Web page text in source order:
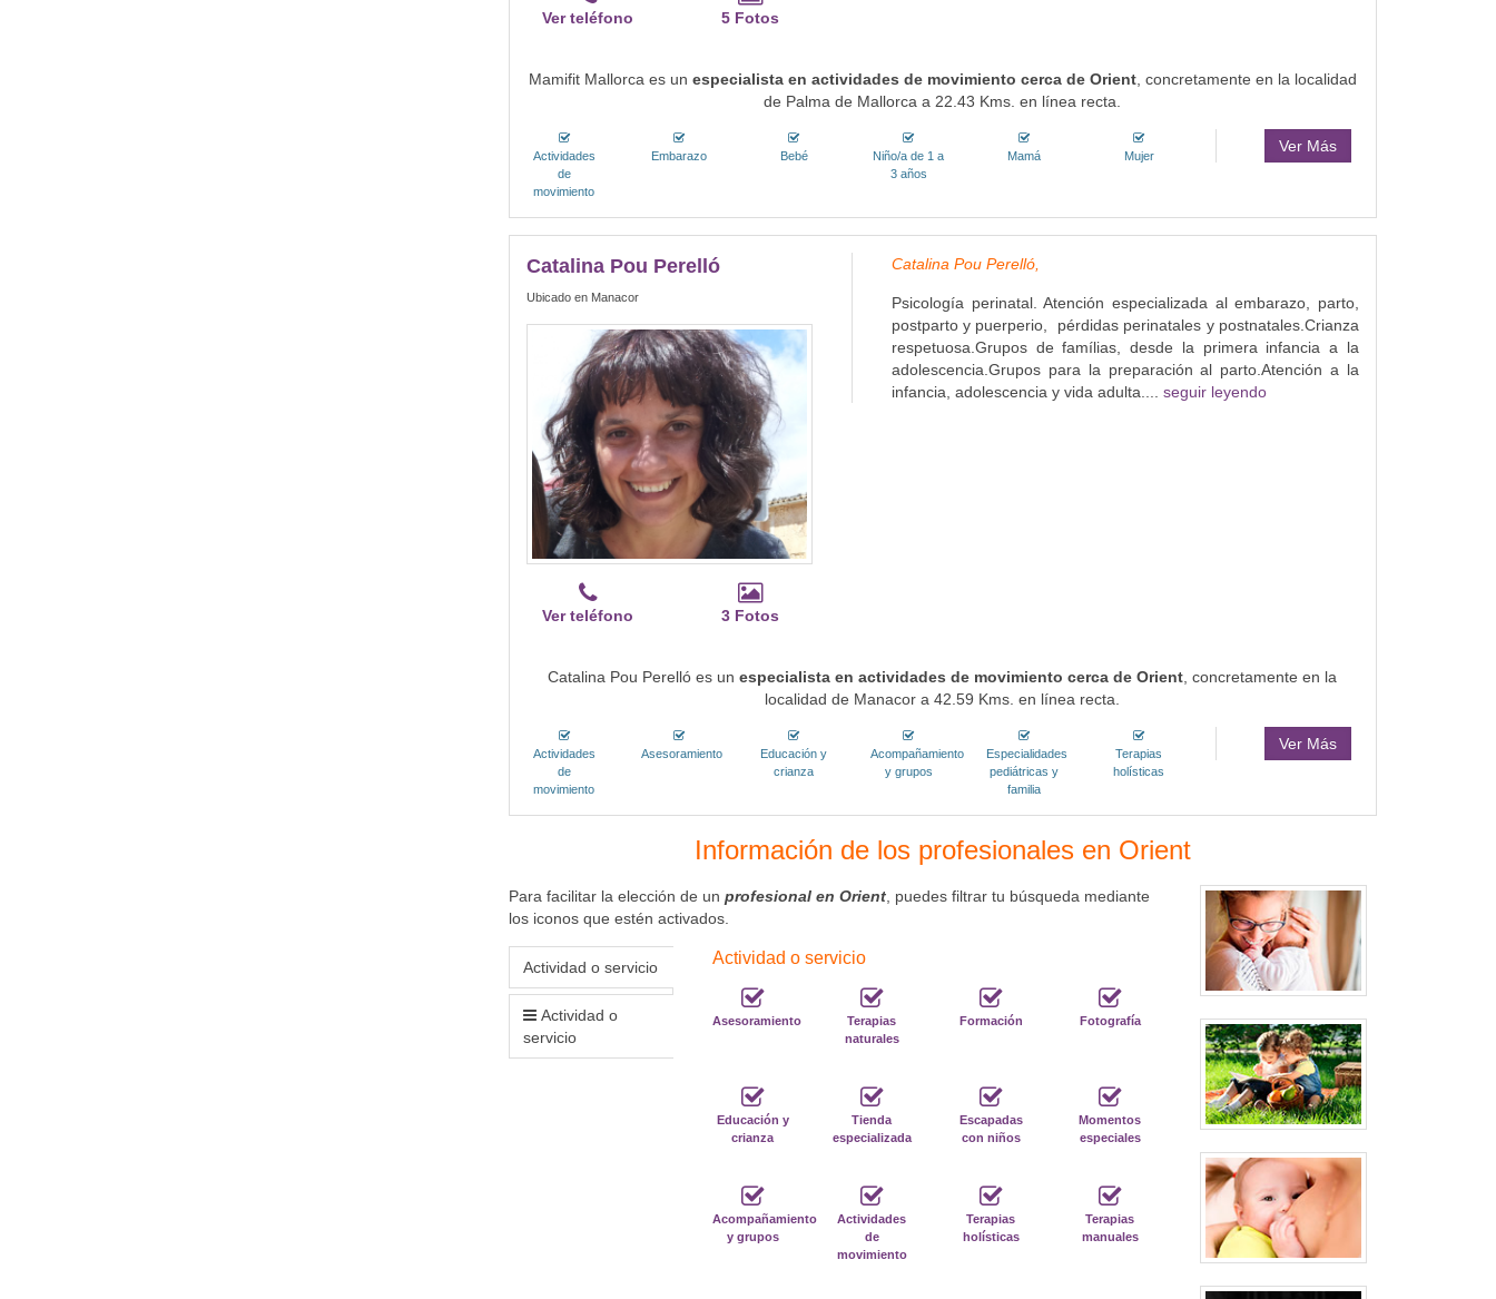
Ver teléfono 5 Fotos
Mamifit Mallorca es un especialista en actividades de movimiento cerca de Orient, concretamente en la localidad
de Palma de Mallorca a 22.43 Kms. en línea recta.
Actividades
de
movimiento
Embarazo Bebé
Niño/a de 1 a
3 años
Mamá Mujer
Ver Más
Catalina Pou Perelló
Ubicado en Manacor
Ver teléfono 3 Fotos
Catalina Pou Perelló,
Psicología perinatal. Atención especializada al embarazo, parto,
postparto y puerperio, pérdidas perinatales y postnatales.Crianza
respetuosa.Grupos de famílias, desde la primera infancia a la
adolescencia.Grupos para la preparación al parto.Atención a la
infancia, adolescencia y vida adulta.... seguir leyendo
Catalina Pou Perelló es unespecialista en actividades de movimiento cerca de Orient , concretamente en la
localidad de Manacor a 42.59 Kms. en línea recta.
Actividades
de
movimiento
Asesoramiento
Educación y
crianza
Acompañamiento
y grupos
Especialidades
pediátricas y
familia
Terapias
holísticas
Ver Más
Información de los profesionales en Orient
Para facilitar la elección de un profesional en Orient, puedes filtrar tu búsqueda mediante
los iconos que estén activados.
Actividad o servicio
Actividad o
servicio
Actividad o servicio
Asesoramiento
Terapias
naturales
Formación Fotografía
Educación y
crianza
Tienda
especializada
Escapadas
con niños
Momentos
especiales
Acompañamiento
y grupos
Actividades
de
movimiento
Terapias
holísticas
Terapias
manuales